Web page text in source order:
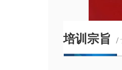
培训宗旨 /